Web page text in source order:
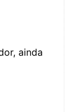
ainda